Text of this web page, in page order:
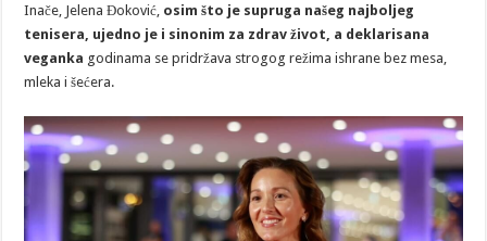
Inače, Jelena Đoković, osim što je supruga našeg najboljeg
tenisera, ujedno je i sinonim za zdrav život, a deklarisana
veganka godinama se pridržava strogog režima ishrane bez mesa,
mleka i šećera.